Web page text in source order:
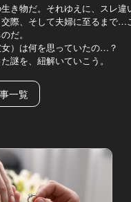
き物だ。それゆえに、スレ違
際、そして夫婦に至るまで
だ。
）は何を思っていたの…？
謎を、紐解いていこう。
一覧